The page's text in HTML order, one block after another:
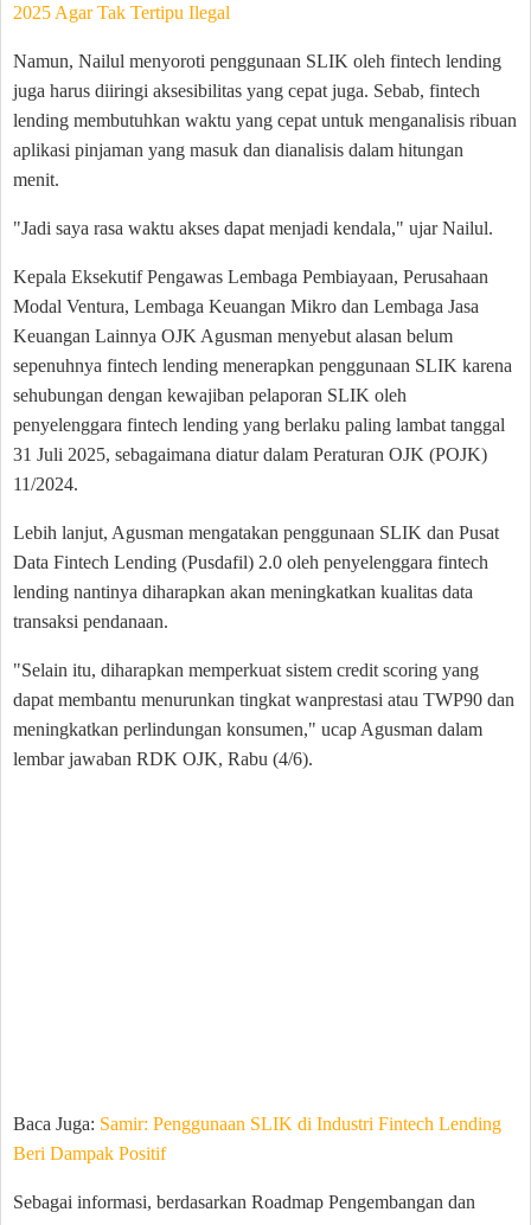
2025 Agar Tak Tertipu Ilegal
Namun, Nailul menyoroti penggunaan SLIK oleh fintech lending
juga harus diiringi aksesibilitas yang cepat juga. Sebab, fintech
lending membutuhkan waktu yang cepat untuk menganalisis ribuan
aplikasi pinjaman yang masuk dan dianalisis dalam hitungan
menit.
"Jadi saya rasa waktu akses dapat menjadi kendala," ujar Nailul.
Kepala Eksekutif Pengawas Lembaga Pembiayaan, Perusahaan
Modal Ventura, Lembaga Keuangan Mikro dan Lembaga Jasa
Keuangan Lainnya OJK Agusman menyebut alasan belum
sepenuhnya fintech lending menerapkan penggunaan SLIK karena
sehubungan dengan kewajiban pelaporan SLIK oleh
penyelenggara fintech lending yang berlaku paling lambat tanggal
31 Juli 2025, sebagaimana diatur dalam Peraturan OJK (POJK)
11/2024.
Lebih lanjut, Agusman mengatakan penggunaan SLIK dan Pusat
Data Fintech Lending (Pusdafil) 2.0 oleh penyelenggara fintech
lending nantinya diharapkan akan meningkatkan kualitas data
transaksi pendanaan.
"Selain itu, diharapkan memperkuat sistem credit scoring yang
dapat membantu menurunkan tingkat wanprestasi atau TWP90 dan
meningkatkan perlindungan konsumen," ucap Agusman dalam
lembar jawaban RDK OJK, Rabu (4/6).
Baca Juga: Samir: Penggunaan SLIK di Industri Fintech Lending
Beri Dampak Positif
Sebagai informasi, berdasarkan Roadmap Pengembangan dan